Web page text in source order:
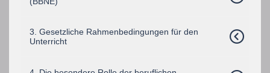
3. Gesetzliche Rahmenbedingungen für den
Unterricht